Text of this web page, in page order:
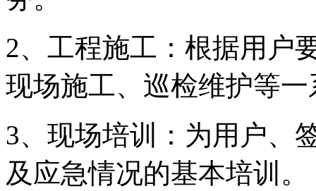
2、工程施工：根据用户
现场施工、巡检维护等
3、现场培训：为用户、
及应急情况的基本培训。